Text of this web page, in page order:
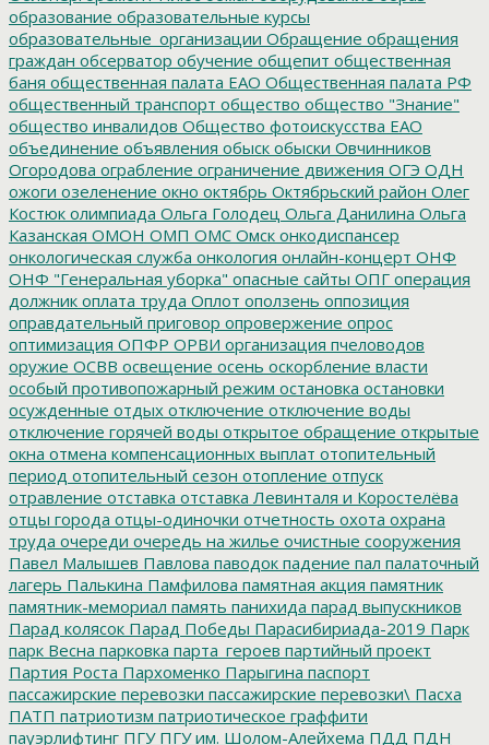
образование образовательные курсы
образовательные_организации Обращение обращения
граждан обсерватор обучение общепит общественная
баня общественная палата ЕАО Общественная палата РФ
общественный транспорт общество общество "Знание"
общество инвалидов Общество фотоискусства ЕАО
объединение объявления обыск обыски Овчинников
Огородова ограбление ограничение движения ОГЭ ОДН
ожоги озеленение окно октябрь Октябрьский район Олег
Костюк олимпиада Ольга Голодец Ольга Данилина Ольга
Казанская ОМОН ОМП ОМС Омск онкодиспансер
онкологическая служба онкология онлайн-концерт ОНФ
ОНФ "Генеральная уборка" опасные сайты ОПГ операция
должник оплата труда Оплот оползень оппозиция
оправдательный приговор опровержение опрос
оптимизация ОПФР ОРВИ организация пчеловодов
оружие ОСВВ освещение осень оскорбление власти
особый противопожарный режим остановка остановки
осужденные отдых отключение отключение воды
отключение горячей воды открытое обращение открытые
окна отмена компенсационных выплат отопительный
период отопительный сезон отопление отпуск
отравление отставка отставка Левинталя и Коростелёва
отцы города отцы-одиночки отчетность охота охрана
труда очереди очередь на жилье очистные сооружения
Павел Малышев Павлова паводок падение пал палаточный
лагерь Палькина Памфилова памятная акция памятник
памятник-мемориал память панихида парад выпускников
Парад колясок Парад Победы Парасибириада-2019 Парк
парк Весна парковка парта_героев партийный проект
Партия Роста Пархоменко Парыгина паспорт
пассажирские перевозки пассажирские перевозки\ Пасха
ПАТП патриотизм патриотическое граффити
пауэрлифтинг ПГУПГУ им. Шолом-Алейхема ПДД ПДН